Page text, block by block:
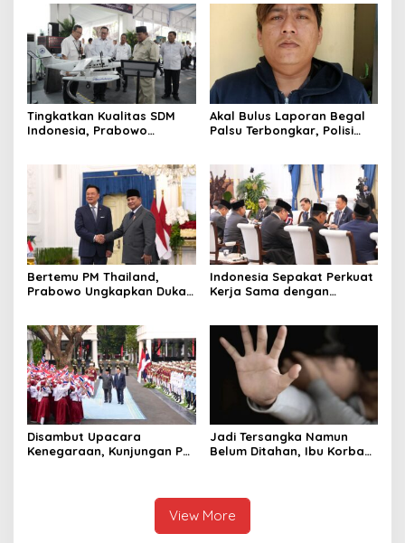
Tingkatkan Kualitas SDM
Indonesia, Prabowo
Terbaik Dunia
Akal Bulus Laporan Begal
Palsu Terbongkar, Polisi
Bertemu PM Thailand,
Prabowo Ungkapkan Duka
Raja Thailand
Indonesia Sepakat Perkuat
Kerja Sama dengan
Disambut Upacara
Kenegaraan, Kunjungan PM
Jadi Tersangka Namun
Belum Ditahan, Ibu Korban
Kasus Rudapksa Sampai
Anaknya Hamil
View More